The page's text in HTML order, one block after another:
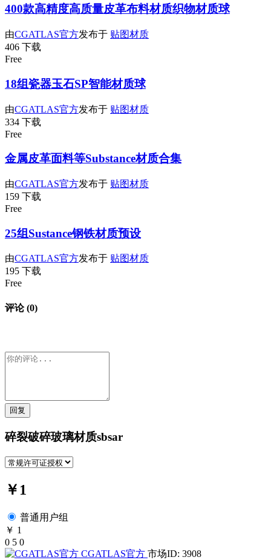
400款高精度高质量皮革布料材质织物材质球
由CGATLAS官方发布于 贴图材质
406 下载
Free
18组瓷器玉石SP智能材质球
由CGATLAS官方发布于 贴图材质
334 下载
Free
金属皮革面料等Substance材质合集
由CGATLAS官方发布于 贴图材质
159 下载
Free
25组Sustance钢铁材质预设
由CGATLAS官方发布于 贴图材质
195 下载
Free
评论 (0)
回复
碎裂破碎玻璃材质sbsar
￥1
普通用户组
￥ 1
0 5 0
CGATLAS官方 市场ID: 3908